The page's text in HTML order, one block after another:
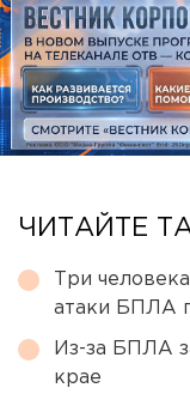
ЧИТАЙТЕ
Три
атаки БПЛА
Из-за БПЛА
крае